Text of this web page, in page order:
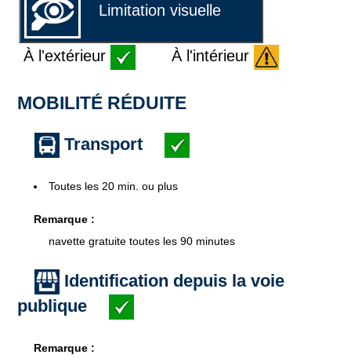
Limitation visuelle
À l'extérieur À l'intérieur
MOBILITÉ RÉDUITE
Transport
Toutes les 20 min. ou plus
Remarque :
navette gratuite toutes les 90 minutes
Identification depuis la voie
publique
Remarque :